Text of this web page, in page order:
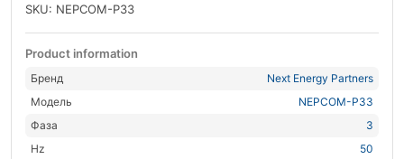
SKU: NEPCOM-P33
Product information
Бренд
Next Energy Partners
Модель
NEPCOM-P33
Фаза
3
Hz
50